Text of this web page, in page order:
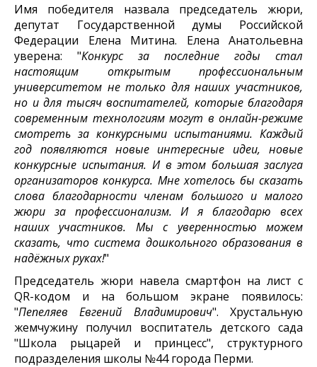
Имя победителя назвала председатель жюри,
депутат Государственной думы Российской
Федерации Елена Митина. Елена Анатольевна
уверена: "Конкурс за последние годы стал
настоящим открытым профессиональным
университетом не только для наших участников,
но и для тысяч воспитателей, которые благодаря
современным технологиям могут в онлайн-режиме
смотреть за конкурсными испытаниями. Каждый
год появляются новые интересные идеи, новые
конкурсные испытания. И в этом большая заслуга
организаторов конкурса. Мне хотелось бы сказать
слова благодарности членам большого и малого
жюри за профессионализм. И я благодарю всех
наших участников. Мы с уверенностью можем
сказать, что система дошкольного образования в
надёжных руках!"
Председатель жюри навела смартфон на лист с
QR-кодом и на большом экране появилось:
"Пепеляев Евгений Владимирович". Хрустальную
жемчужину получил воспитатель детского сада
"Школа рыцарей и принцесс", структурного
подразделения школы №44 города Перми.